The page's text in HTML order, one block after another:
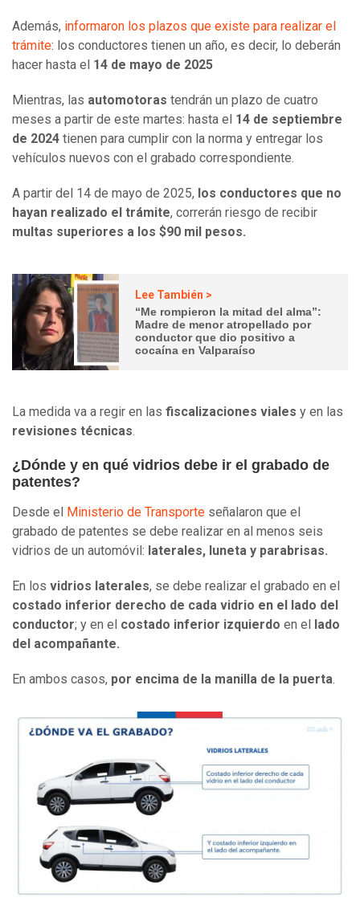
Además, informaron los plazos que existe para realizar el
trámite: los conductores tienen un año, es decir, lo deberán
hacer hasta el 14 de mayo de 2025
Mientras, las automotoras tendrán un plazo de cuatro
meses a partir de este martes: hasta el 14 de septiembre
de 2024 tienen para cumplir con la norma y entregar los
vehículos nuevos con el grabado correspondiente.
A partir del 14 de mayo de 2025, los conductores que no
hayan realizado el trámite, correrán riesgo de recibir
multas superiores a los $90 mil pesos.
Lee También >
“Me rompieron la mitad del alma”:
Madre de menor atropellado por
conductor que dio positivo a
cocaína en Valparaíso
La medida va a regir en las fiscalizaciones viales y en las
revisiones técnicas.
¿Dónde y en qué vidrios debe ir el grabado de
patentes?
Desde el Ministerio de Transporte señalaron que el
grabado de patentes se debe realizar en al menos seis
vidrios de un automóvil: laterales, luneta y parabrisas.
En los vidrios laterales, se debe realizar el grabado en el
costado inferior derecho de cada vidrio en el lado del
conductor; y en el costado inferior izquierdo en el
lado
del acompañante.
En ambos casos, por encima de la manilla de la puerta.